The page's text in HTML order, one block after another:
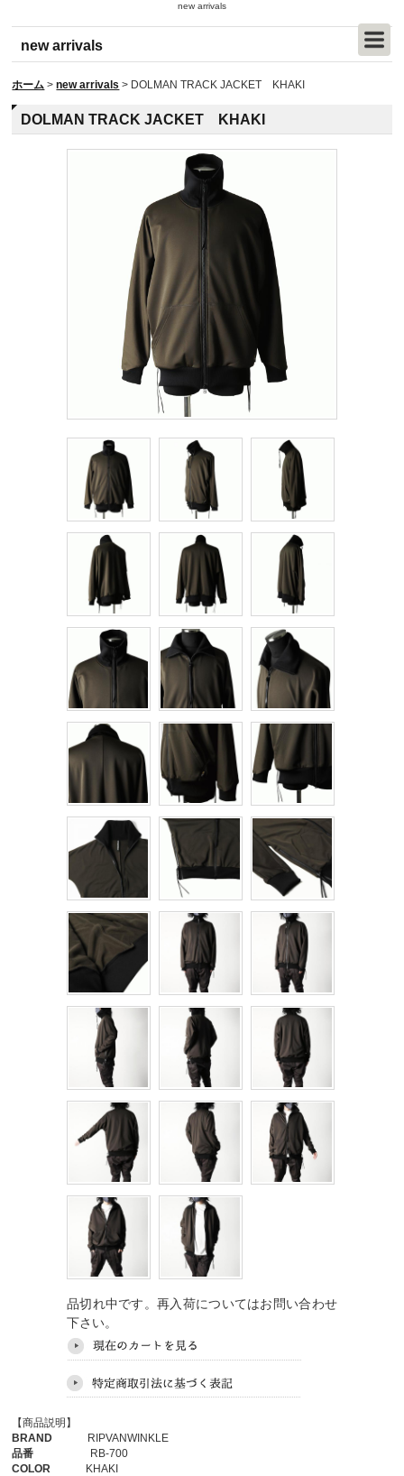
new arrivals
new arrivals
ホーム > new arrivals > DOLMAN TRACK JACKET KHAKI
DOLMAN TRACK JACKET KHAKI
品切れ中です。再入荷についてはお問い合わせ
下さい。
【商品説明】
BRAND RIPVANWINKLE
品番 RB-700
COLOR KHAKI